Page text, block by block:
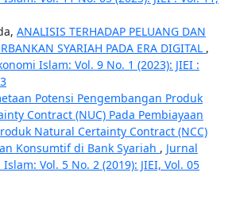
ANALISIS TERHADAP PELUANG DAN
SYARIAH PADA ERA DIGITAL ,
Islam: Vol. 9 No. 1 (2023): JIEI :
Potensi Pengembangan Produk
Contract (NUC) Pada Pembiayaan
Natural Certainty Contract (NCC)
Konsumtif di Bank Syariah , Jurnal
Vol. 5 No. 2 (2019): JIEI, Vol. 05